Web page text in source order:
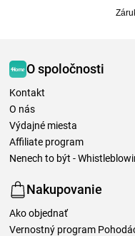
O spoločnosti
Kontakt
O nás
Výdajné miesta
Affiliate program
Nenech to být -
Nakupovanie
Ako objednať
Vernostný program